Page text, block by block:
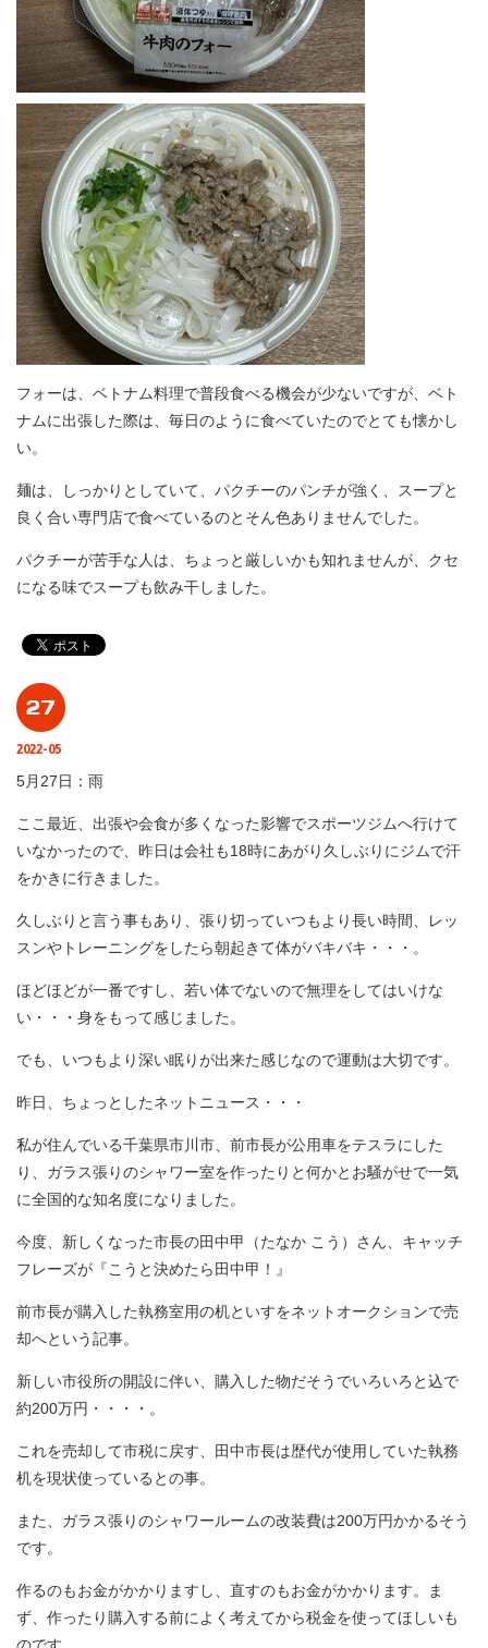
フォーは、ベトナム料理で普段食べる機会が少ないですが、ベト
ナムに出張した際は、毎日のように食べていたのでとても懐かし
い。
麺は、しっかりとしていて、パクチーのパンチが強く、スープと
良く合い専門店で食べているのとそん色ありませんでした。
パクチーが苦手な人は、ちょっと厳しいかも知れませんが、クセ
になる味でスープも飲み干しました。
27
2022-05
5月27日：雨
ここ最近、出張や会食が多くなった影響でスポーツジムへ行けて
いなかったので、昨日は会社も18時にあがり久しぶりにジムで汗
をかきに行きました。
久しぶりと言う事もあり、張り切っていつもより長い時間、レッ
スンやトレーニングをしたら朝起きて体がバキバキ・・・。
ほどほどが一番ですし、若い体でないので無理をしてはいけな
い・・・身をもって感じました。
でも、いつもより深い眠りが出来た感じなので運動は大切です。
昨日、ちょっとしたネットニュース・・・
私が住んでいる千葉県市川市、前市長が公用車をテスラにした
り、ガラス張りのシャワー室を作ったりと何かとお騒がせで一気
に全国的な知名度になりました。
今度、新しくなった市長の田中甲（たなか こう）さん、キャッチ
フレーズが『こうと決めたら田中甲！』
前市長が購入した執務室用の机といすをネットオークションで売
却へという記事。
新しい市役所の開設に伴い、購入した物だそうでいろいろと込で
約200万円・・・・。
これを売却して市税に戻す、田中市長は歴代が使用していた執務
机を現状使っているとの事。
また、ガラス張りのシャワールームの改装費は200万円かかるそう
です。
作るのもお金がかかりますし、直すのもお金がかかります。ま
ず、作ったり購入する前によく考えてから税金を使ってほしいも